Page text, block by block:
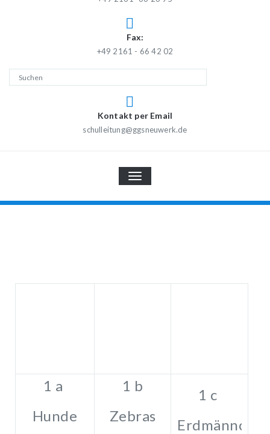
Fax:
+49 2161 - 66 42 02
Kontakt per Email
schulleitung@ggsneuwerk.de
TOGGLE
NAVIGATION
1 a
Hunde
1 b
Zebras
1 c